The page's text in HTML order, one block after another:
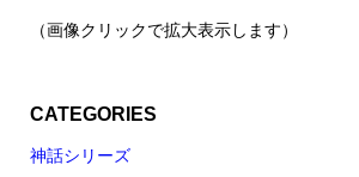
（画像クリックで拡大表示します）
CATEGORIES
神話シリーズ